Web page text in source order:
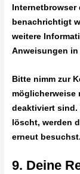
Internetbrowser
benachrichtigt
weitere
Anweisungen
Bitte nimm zur
deaktiviert sind.
löscht, werden
erneut besuchst.
9. Deine